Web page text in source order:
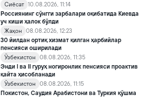
Сиёсат 10.08.2026, 11:14
Россиянинг сўнгги зарбалари оқибатида Киевда
уч киши ҳалок бўлди
Жаҳон
08.08.2026, 12:23
30 йилдан ортиқ хизмат қилган ҳарбийлар
пенсияси оширилади
Ўзбекистон
08.08.2026, 11:35
Энди I ва II гуруҳ ногиронлик пенсияси проактив
қайта ҳисобланади
Ўзбекистон
08.08.2026, 11:15
Покистон, Саудия Арабистони ва Туркия қўшма